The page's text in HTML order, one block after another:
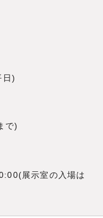
日)
で)
展示室の入場は